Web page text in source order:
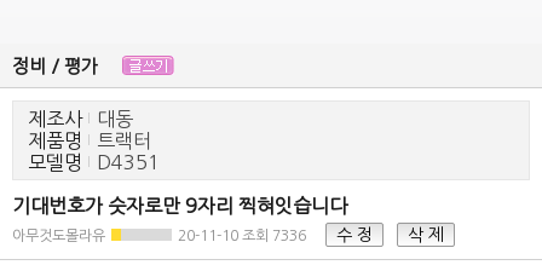
정비 / 평가
제조사
대동
제품명
트랙터
모델명
D4351
기대번호가 숫자로만 9자리 찍혀잇습니다
아무것도몰라유 20-11-10 조회 7336 수 정 삭 제